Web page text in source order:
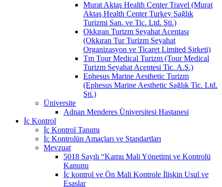
Murat Aktaş Health Center Travel (Murat
Aktaş Health Center Turkey Sağlık
Turizmi San. ve Tic. Ltd. Şti.)
Okkıran Turizm Seyahat Acentası
(Okkıran Tur Turizm Seyahat
Organizasyon ve Ticaret Limited Şirketi)
Tm Tour Medical Turizm (Tour Medical
Turizm Seyahat Acentesi Tic. A.Ş.)
Ephesus Marine Aesthetic Turizm
(Ephesus Marine Aesthetic Sağlık Tic. Ltd.
Şti.)
Üniversite
Adnan Menderes Üniversitesi Hastanesi
İç Kontrol
İç Kontrol Tanımı
İç Kontrolün Amaçları ve Standartları
Mevzuat
5018 Sayılı “Kamu Mali Yönetimi ve Kontrolü
Kanunu
İç kontrol ve Ön Mali Kontrole İlişkin Usul ve
Esaslar